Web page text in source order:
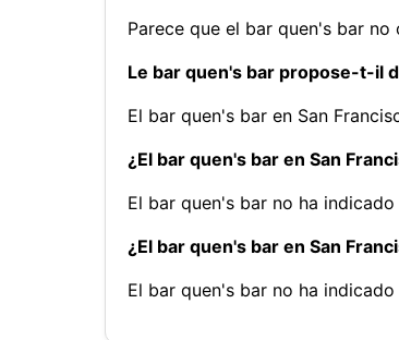
Parece que el bar quen's bar no
Le bar quen's bar propose-t-il
El bar quen's bar en San
¿El bar quen's bar en San
El bar quen's bar no ha
¿El bar quen's bar en San
El bar quen's bar no ha